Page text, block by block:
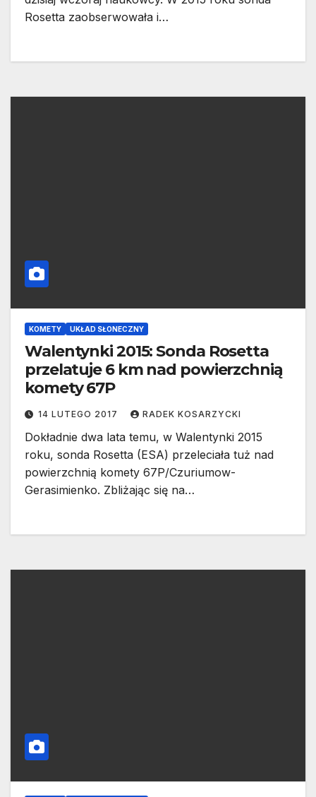
Rosetta zaobserwowała i…
KOMETY UKŁAD SŁONECZNY
Walentynki 2015: Sonda Rosetta
przelatuje 6 km nad powierzchnią
komety 67P
14 LUTEGO 2017 RADEK KOSARZYCKI
Dokładnie dwa lata temu, w Walentynki 2015
roku, sonda Rosetta (ESA) przeleciała tuż nad
powierzchnią komety 67P/Czuriumow-
Gerasimienko. Zbliżając się na…